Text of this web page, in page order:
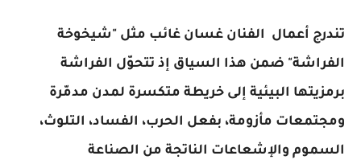
تندرج أعمال الفنان غسان غائب مثل "شيخوخة
الفراشة" ضمن هذا السياق إذ تتحوّل الفراشة
برمزيتها البيئية إلى خريطة متكسرة لمدن مدمّرة
ومجتمعات مأزومة، بفعل الحرب، الفساد، التلوث،
السموم والإشعاعات الناتجة من الصناعة